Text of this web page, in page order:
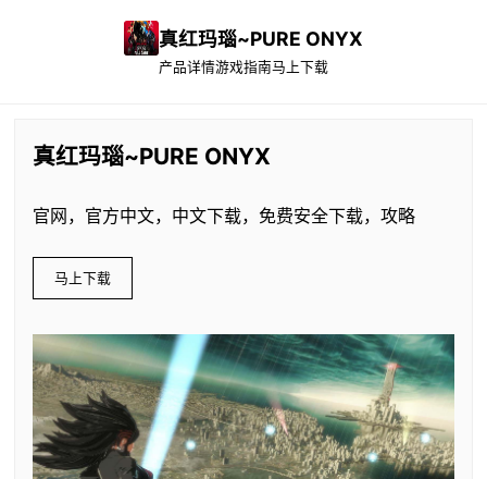
真红玛瑙~PURE ONYX
产品详情游戏指南马上下载
真红玛瑙~PURE ONYX
官网，官方中文，中文下载，免费安全下载，攻略
马上下载